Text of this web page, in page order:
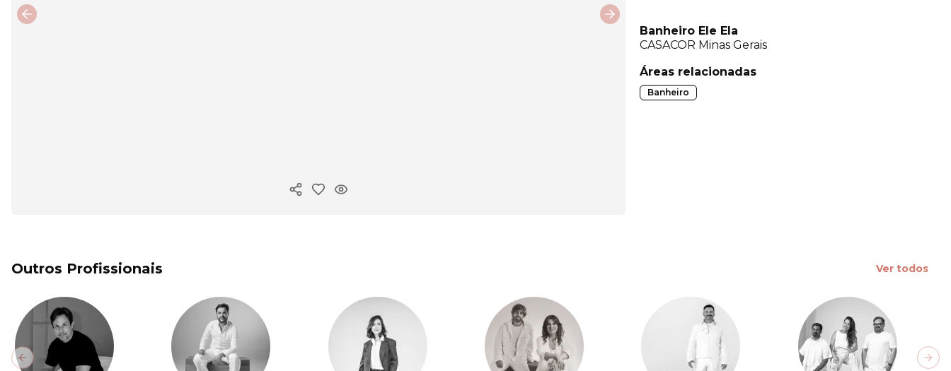
Copiar link
Previous slide Next slide
Banheiro Ele Ela
CASACOR Minas Gerais
Áreas relacionadas
Banheiro
Outros Profissionais Ver todos
Previous slide